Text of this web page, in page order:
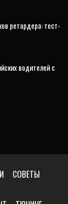
ретардера: тест-
водителей с
СОВЕТЫ